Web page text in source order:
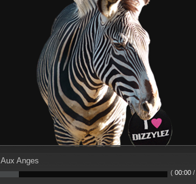
Aux Anges
( 00:00 /